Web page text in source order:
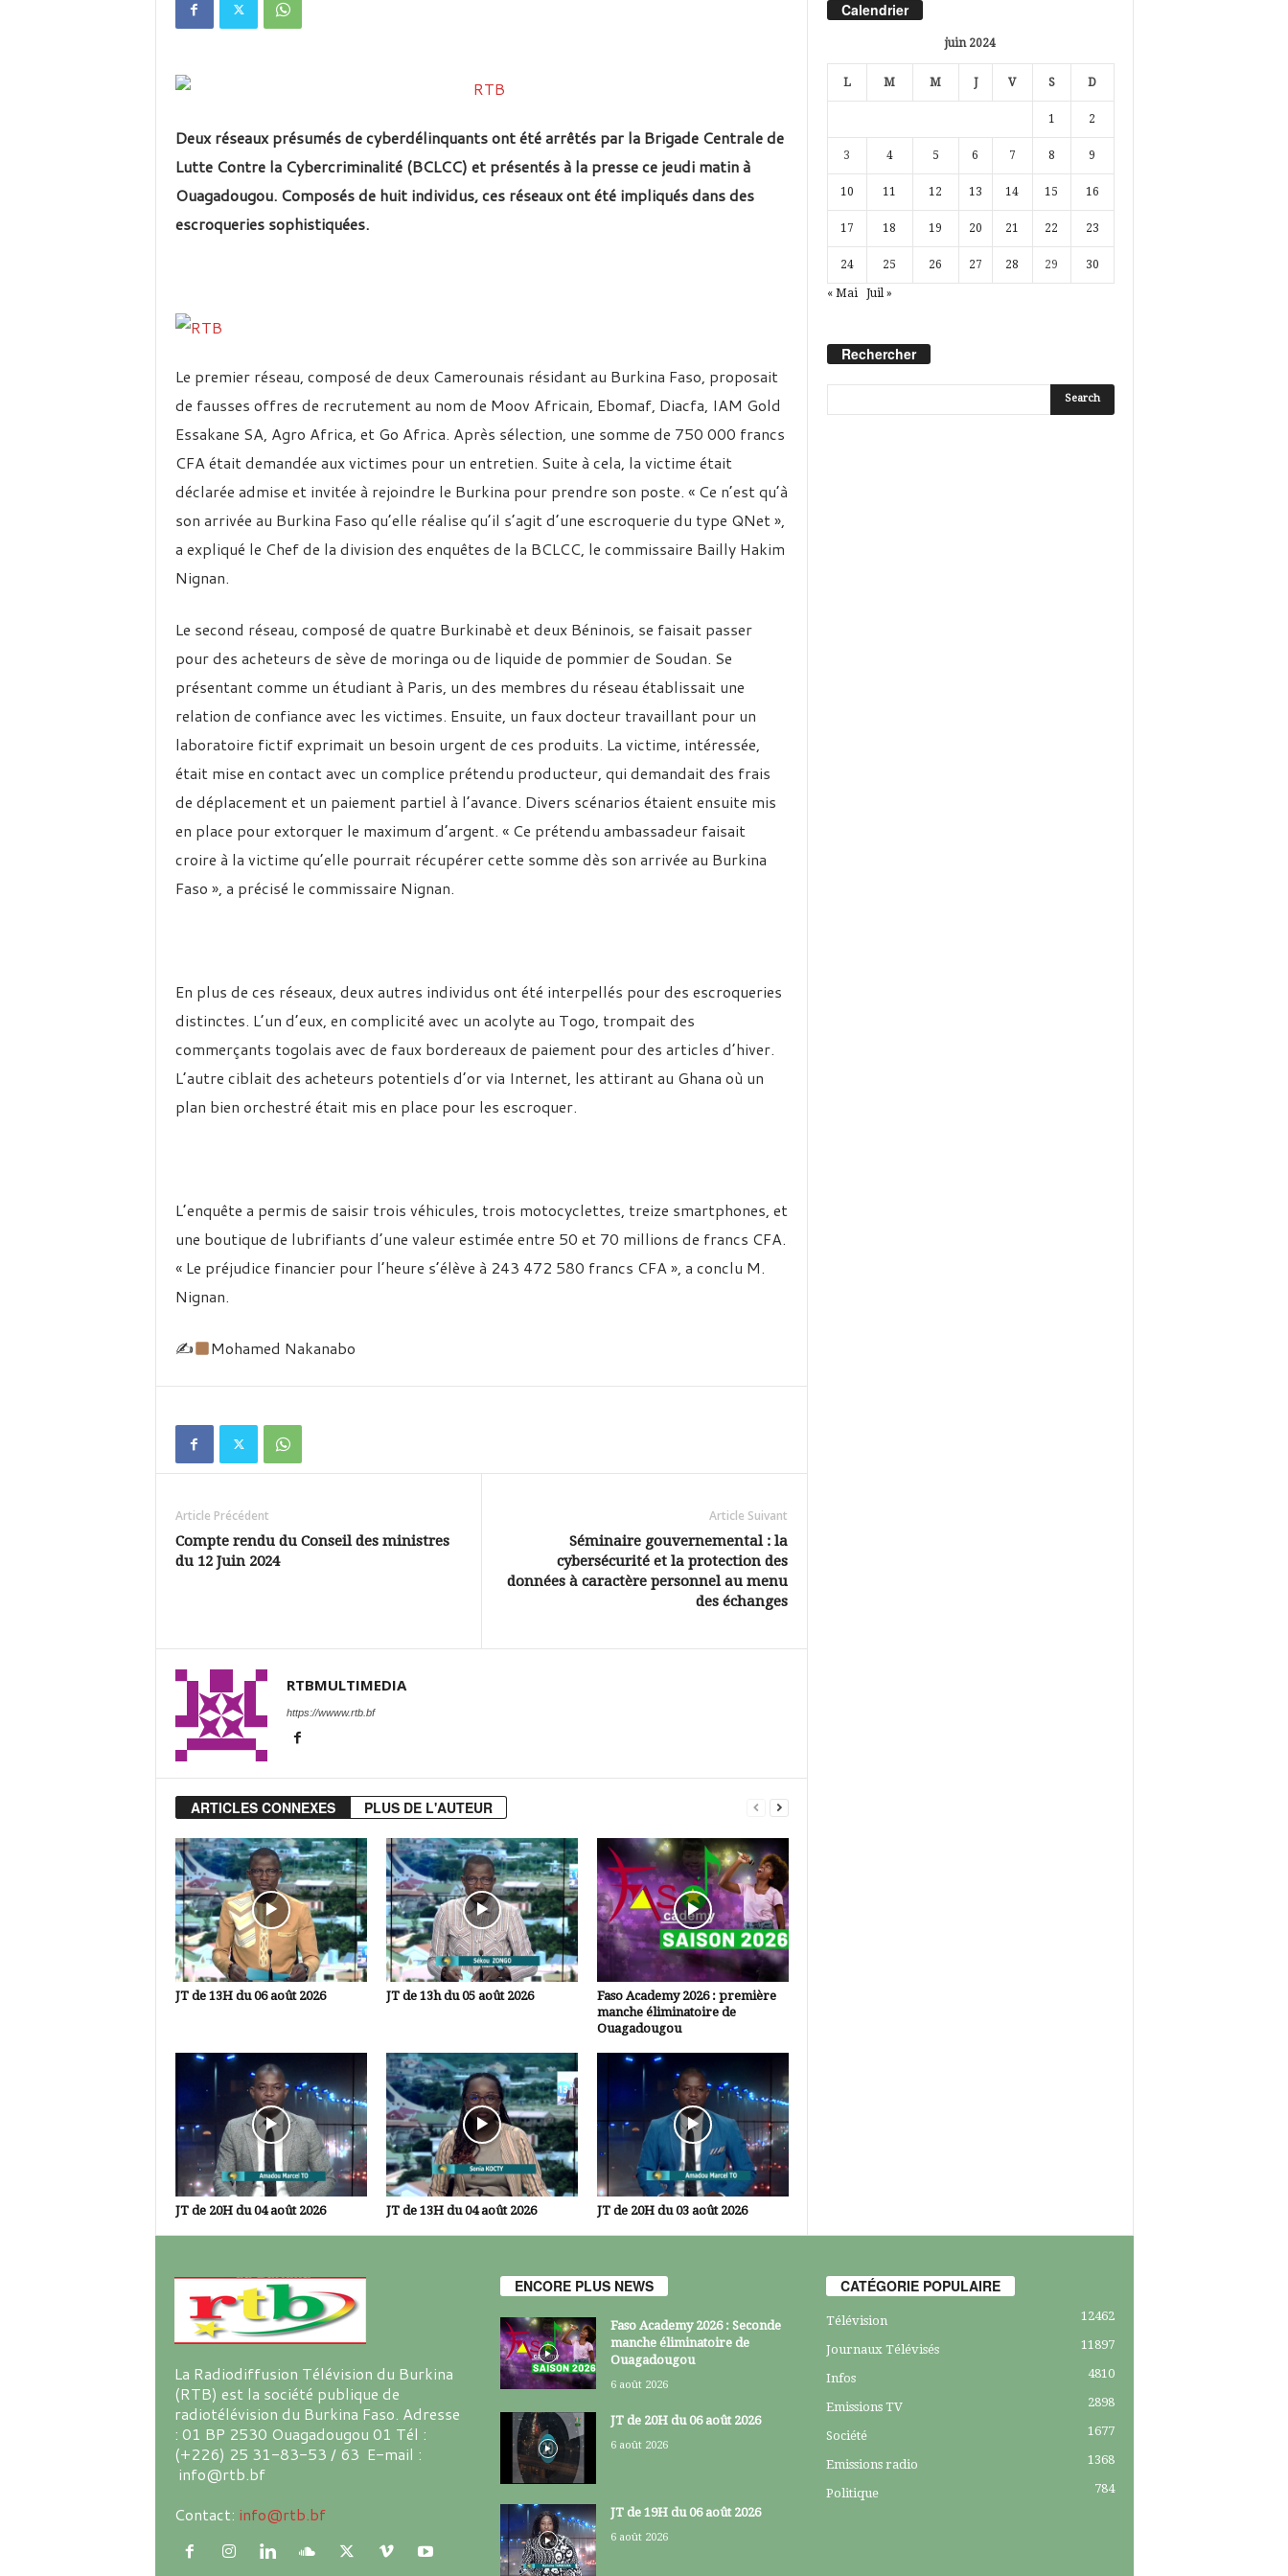
Deux réseaux présumés de cyberdélinquants ont été arrêtés par la Brigade Centrale de
Lutte Contre la Cybercriminalité (BCLCC) et présentés à la presse ce jeudi matin à
Ouagadougou. Composés de huit individus, ces réseaux ont été impliqués dans des
escroqueries sophistiquées.
Le premier réseau, composé de deux Camerounais résidant au Burkina Faso, proposait
de fausses offres de recrutement au nom de Moov Africain, Ebomaf, Diacfa, IAM Gold
Essakane SA, Agro Africa, et Go Africa. Après sélection, une somme de 750 000 francs
CFA était demandée aux victimes pour un entretien. Suite à cela, la victime était
déclarée admise et invitée à rejoindre le Burkina pour prendre son poste. « Ce n’est qu’à
son arrivée au Burkina Faso qu’elle réalise qu’il s’agit d’une escroquerie du type QNet »,
a expliqué le Chef de la division des enquêtes de la BCLCC, le commissaire Bailly Hakim
Nignan.
Le second réseau, composé de quatre Burkinabè et deux Béninois, se faisait passer
pour des acheteurs de sève de moringa ou de liquide de pommier de Soudan. Se
présentant comme un étudiant à Paris, un des membres du réseau établissait une
relation de confiance avec les victimes. Ensuite, un faux docteur travaillant pour un
laboratoire fictif exprimait un besoin urgent de ces produits. La victime, intéressée,
était mise en contact avec un complice prétendu producteur, qui demandait des frais
de déplacement et un paiement partiel à l’avance. Divers scénarios étaient ensuite mis
en place pour extorquer le maximum d’argent. « Ce prétendu ambassadeur faisait
croire à la victime qu’elle pourrait récupérer cette somme dès son arrivée au Burkina
Faso », a précisé le commissaire Nignan.
En plus de ces réseaux, deux autres individus ont été interpellés pour des escroqueries
distinctes. L’un d’eux, en complicité avec un acolyte au Togo, trompait des
commerçants togolais avec de faux bordereaux de paiement pour des articles d’hiver.
L’autre ciblait des acheteurs potentiels d’or via Internet, les attirant au Ghana où un
plan bien orchestré était mis en place pour les escroquer.
L’enquête a permis de saisir trois véhicules, trois motocyclettes, treize smartphones, et
une boutique de lubrifiants d’une valeur estimée entre 50 et 70 millions de francs CFA.
« Le préjudice financier pour l’heure s’élève à 243 472 580 francs CFA », a conclu M.
Nignan.
✍ Mohamed Nakanabo
Article Précédent
Compte rendu du Conseil des ministres
du 12 Juin 2024
Article Suivant
Séminaire gouvernemental : la
cybersécurité et la protection des
données à caractère personnel au menu
des échanges
RTBMULTIMEDIA
https://wwww.rtb.bf
ARTICLES CONNEXES PLUS DE L'AUTEUR
JT de 13H du 06 août 2026 JT de 13h du 05 août 2026
Faso Academy 2026 : première
manche éliminatoire de
Ouagadougou
JT de 20H du 04 août 2026 JT de 13H du 04 août 2026 JT de 20H du 03 août 2026
Calendrier
juin 2024
L M M J V S D
1 2
3 4 5 6 7 8 9
10 11 12 13 14 15 16
17 18 19 20 21 22 23
24 25 26 27 28 29 30
« Mai Juil »
Rechercher
La Radiodiffusion Télévision du Burkina
(RTB) est la société publique de
radiotélévision du Burkina Faso. Adresse
: 01 BP 2530 Ouagadougou 01 Tél :
(+226) 25 31-83-53 / 63 E-mail :
info@rtb.bf
Contact: info@rtb.bf
ENCORE PLUS NEWS
Faso Academy 2026 : Seconde
manche éliminatoire de
Ouagadougou
6 août 2026
JT de 20H du 06 août 2026
6 août 2026
JT de 19H du 06 août 2026
6 août 2026
CATÉGORIE POPULAIRE
Télévision 12462
Journaux Télévisés 11897
Infos 4810
Emissions TV 2898
Société 1677
Emissions radio 1368
Politique 784